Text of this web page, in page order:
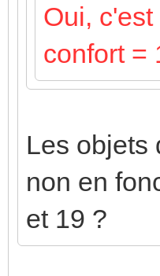
Oui,
confort =
Les objets
non en
et 19 ?